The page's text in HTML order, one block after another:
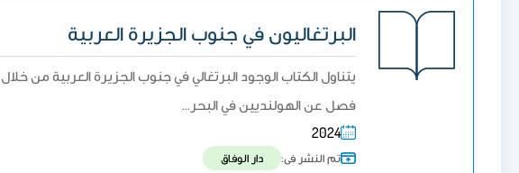
البرتغاليون في جنوب الجزيرة العربية
يتناول الكتاب الوجود البرتغالي في جنوب الجزيرة العربية من
فصل عن الهولنديين في البحر…
2024
تم النشر فى: دار الوفاق